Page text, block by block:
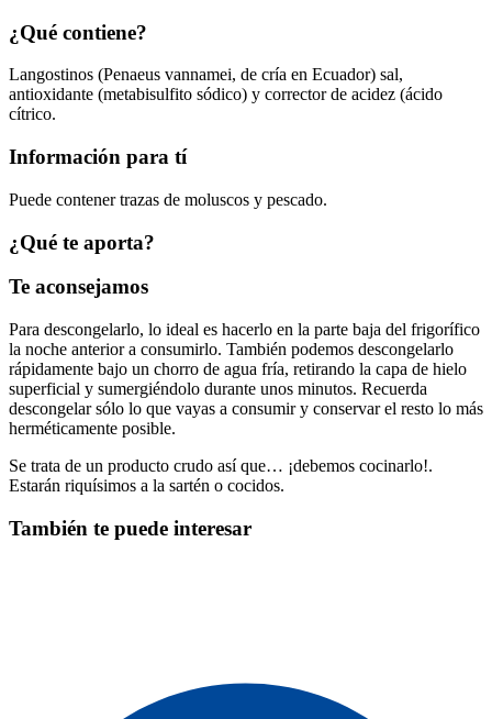
¿Qué contiene?
Langostinos (Penaeus vannamei, de cría en Ecuador) sal,
antioxidante (metabisulfito sódico) y corrector de acidez (ácido
cítrico.
Información para tí
Puede contener trazas de moluscos y pescado.
¿Qué te aporta?
Te aconsejamos
Para descongelarlo, lo ideal es hacerlo en la parte baja del frigorífico
la noche anterior a consumirlo. También podemos descongelarlo
rápidamente bajo un chorro de agua fría, retirando la capa de hielo
superficial y sumergiéndolo durante unos minutos. Recuerda
descongelar sólo lo que vayas a consumir y conservar el resto lo más
herméticamente posible.
Se trata de un producto crudo así que… ¡debemos cocinarlo!.
Estarán riquísimos a la sartén o cocidos.
También te puede interesar